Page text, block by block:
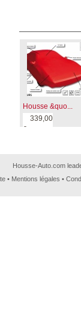
Housse &quo...
339,00
€
Housse-Auto.com
• Mentions légales •